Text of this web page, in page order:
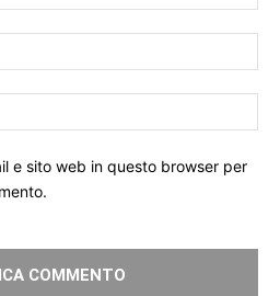
e sito web in questo browser per